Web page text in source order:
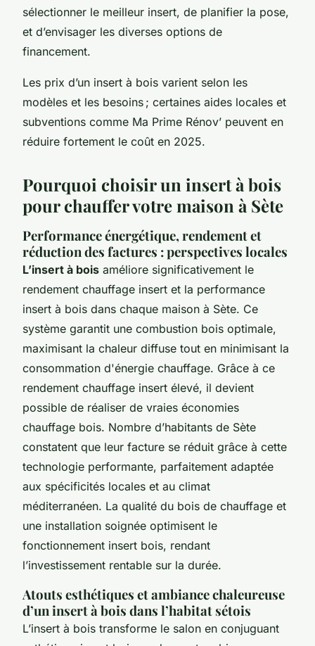
sélectionner le meilleur insert, de planifier la pose,
et d’envisager les diverses options de
financement.
Les prix d’un insert à bois varient selon les
modèles et les besoins ; certaines aides locales et
subventions comme Ma Prime Rénov’ peuvent en
réduire fortement le coût en 2025.
Pourquoi choisir un insert à bois
pour chauffer votre maison à Sète
Performance énergétique, rendement et
réduction des factures : perspectives locales
L’insert à bois améliore significativement le
rendement chauffage insert et la performance
insert à bois dans chaque maison à Sète. Ce
système garantit une combustion bois optimale,
maximisant la chaleur diffuse tout en minimisant la
consommation d'énergie chauffage. Grâce à ce
rendement chauffage insert élevé, il devient
possible de réaliser de vraies économies
chauffage bois. Nombre d’habitants de Sète
constatent que leur facture se réduit grâce à cette
technologie performante, parfaitement adaptée
aux spécificités locales et au climat
méditerranéen. La qualité du bois de chauffage et
une installation soignée optimisent le
fonctionnement insert bois, rendant
l’investissement rentable sur la durée.
Atouts esthétiques et ambiance chaleureuse
d’un insert à bois dans l’habitat sétois
L’insert à bois transforme le salon en conjuguant